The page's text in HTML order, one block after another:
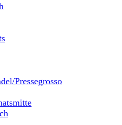
Pressegrosso